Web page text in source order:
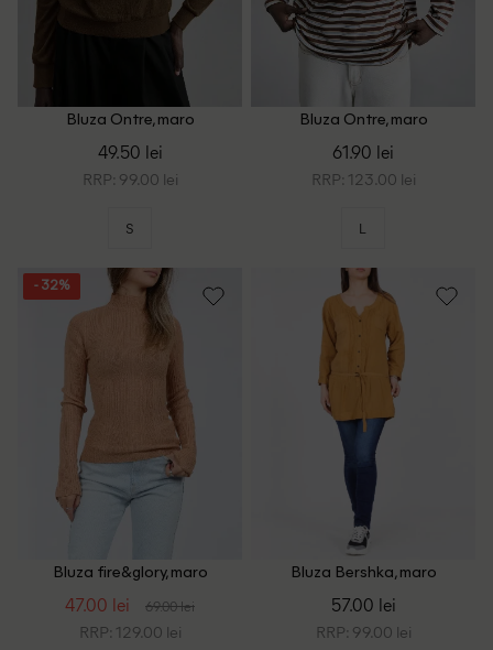
Bluza Ontre, maro
49.50 lei
RRP: 99.00 lei
S
Bluza Ontre, maro
61.90 lei
RRP: 123.00 lei
L
- 32%
Bluza fire&glory, maro
47.00 lei 69.00 lei
RRP: 129.00 lei
Bluza Bershka, maro
57.00 lei
RRP: 99.00 lei